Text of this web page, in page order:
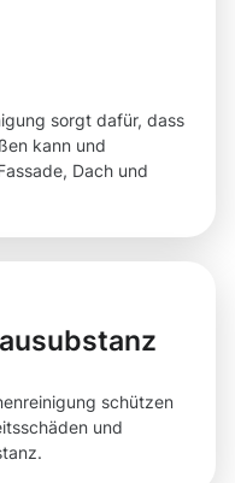
sorgt dafür, dass
kann und
Dach und
schützen
und